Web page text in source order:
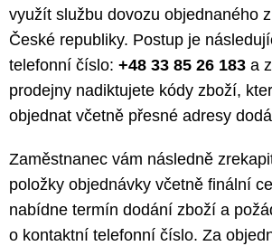
využít službu dovozu objednaného
České republiky. Postup je
telefonní číslo: +48 33 85 26 183 a
prodejny nadiktujete kódy zboží,
objednat včetně přesné adresy
Zaměstnanec vám následně
položky objednávky včetně finální
nabídne termín dodání zboží a
o kontaktní telefonní číslo. Za